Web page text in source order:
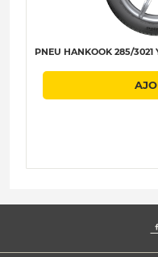
PNEU HANKOOK 285/3021